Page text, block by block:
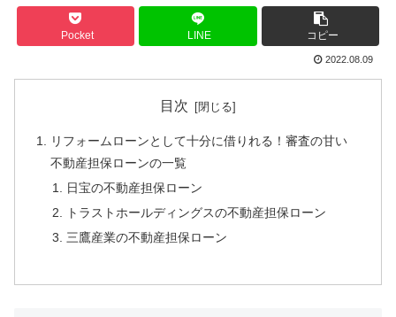
Pocket LINE コピー
2022.08.09
目次
リフォームローンとして十分に借りれる！審査の甘い
不動産担保ローンの一覧
日宝の不動産担保ローン
トラストホールディングスの不動産担保ローン
三鷹産業の不動産担保ローン